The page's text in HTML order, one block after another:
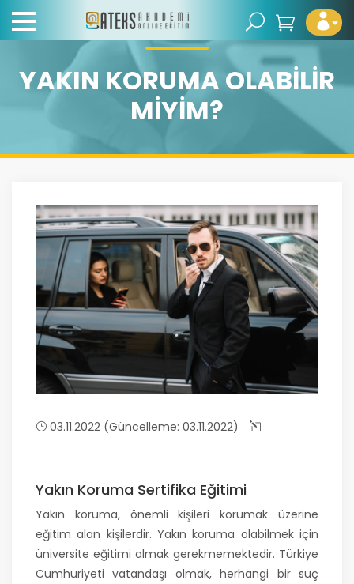
YAKIN KORUMA OLABILIR
MIYIM?
03.11.2022 (Güncelleme: 03.11.2022)
Yakın Koruma Sertifika Eğitimi
Yakın koruma, önemli kişileri korumak üzerine
eğitim alan kişilerdir. Yakın koruma olabilmek için
üniversite eğitimi almak gerekmemektedir. Türkiye
Cumhuriyeti vatandaşı olmak, herhangi bir suç